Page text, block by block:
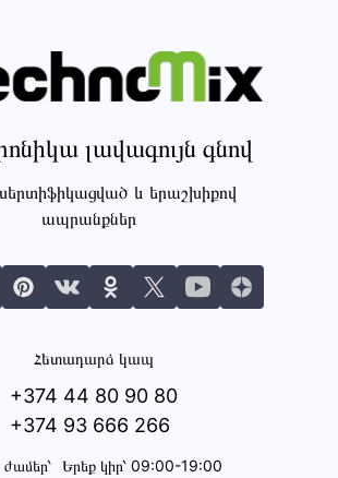
լավագույն գնով
և երաշխիքով
ապրանքներ
Հետադարձ կապ
+374 44 80 90 80
+374 93 666 266
Երեք կիր՝ 09:00-19:00